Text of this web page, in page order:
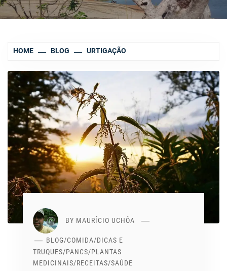
HOME BLOG URTIGAÇÃO
BY MAURÍCIO UCHÔA
BLOG/COMIDA/DICAS E
TRUQUES/PANCS/PLANTAS
MEDICINAIS/RECEITAS/SAÚDE